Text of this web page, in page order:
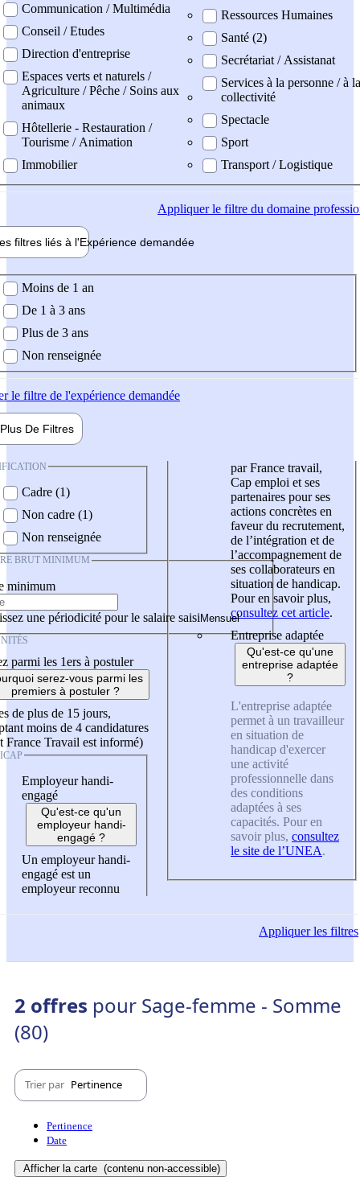
Communication / Multimédia
Conseil / Etudes
Direction d'entreprise
Espaces verts et naturels /
Agriculture / Pêche / Soins aux
animaux
Hôtellerie - Restauration /
Tourisme / Animation
Immobilier
Ressources Humaines
Santé (2)
Secrétariat / Assistanat
Services à la personne / à la
collectivité
Spectacle
Sport
Transport / Logistique
Appliquerle filtre du domaine
filtres liés à l'Expérience demandée
demandée
Moins de 1 an
De 1 à 3 ans
Plus de 3 ans
Non renseignée
le filtre de l'expérience demandée
Plus De Filtres
Cadre (1)
Non cadre (1)
Non renseignée
BRUT MINIMUM
minimum
une périodicité pour le salaire saisi
parmi les 1ers à postuler
serez-vous parmi les
premiers à postuler ?
de plus de 15 jours,
moins de 4 candidatures
France Travail est informé)
Employeur handi-
engagé
Qu'est-ce qu'un
employeur handi-
engagé ?
Un employeur handi-
engagé est un
employeur reconnu
par France travail,
Cap emploi et ses
partenaires pour ses
actions concrètes en
faveur du recrutement,
de l’intégration et de
l’accompagnement de
ses collaborateurs en
situation de handicap.
Pour en savoir plus,
consultez cet article.
Entreprise adaptée
Qu'est-ce qu'une
entreprise adaptée
?
L'entreprise adaptée
permet à un travailleur
en situation de
handicap d'exercer
une activité
professionnelle dans
des conditions
adaptées à ses
capacités. Pour en
savoir plus, consultez
le site de l’UNEA.
Appliquerles filtres
2 offres pour Sage-femme - Somme
(80)
Trier par Pertinence
Pertinence
Date
Afficher la carte (contenu non-accessible)